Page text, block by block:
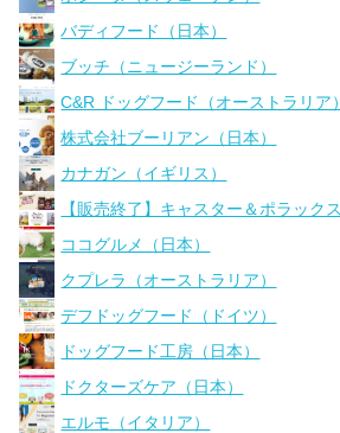
バディフード（日本）
ブッチ（ニュージーランド）
C&R ドッグフード（オーストラリア）
株式会社ブーリアン（日本）
カナガン（イギリス）
【販売終了】キャスター＆ポラック
ココグルメ（日本）
クプレラ（オーストラリア）
デフドッグフード（ドイツ）
ドッグフード工房（日本）
ドクターズケア（日本）
エルモ（イタリア）